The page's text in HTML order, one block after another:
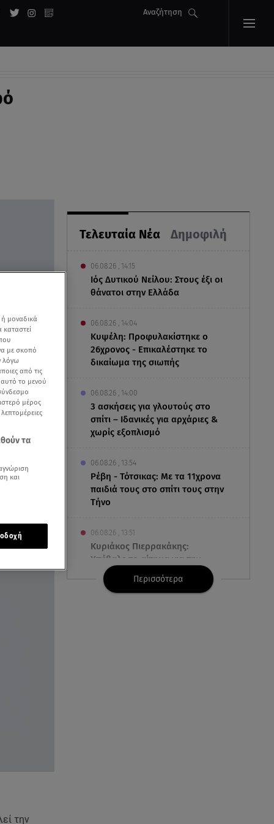
Αναζήτηση
Τελευταία Νέα Δημοφιλή
06.08.26 , 14:15
Ιός Δυτικού Νείλου: Στους έξι οι
θάνατοι στην Ελλάδα
06.08.26 , 14:04
Κυψέλη: Προφυλακίστηκε ο
26χρονος - Επικαλέστηκε το
δικαίωμα της σιωπής
06.08.26 , 14:00
3 ασκήσεις για γλουτούς στο
σπίτι – Ιδανικές για αρχάριες &
χωρίς εξοπλισμό
06.08.26 , 13:54
Ρέβη - Τότσικας: Με τα 11χρονα
παιδιά τους στο σπίτι τους στην
Τήνο
06.08.26 , 13:51
Κυριάκος Πιερρακάκης:
Υπέβαλε το αίτημα για την
ενεργειακή ανθεκτικότητα
Περισσότερα
την
μοναδικά
με σκοπό
λόγω
από τις
αυτό το μενού
μέρος
τα
και